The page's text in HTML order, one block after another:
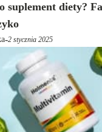
suplement diety?
-2 stycznia 2025